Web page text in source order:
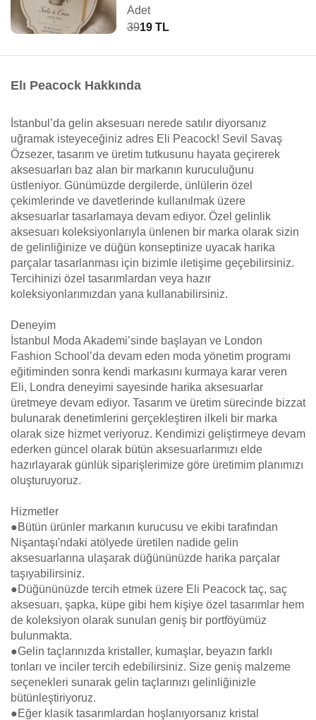
Adet
3919 TL
Elı Peacock Hakkında
İstanbul’da gelin aksesuarı nerede satılır diyorsanız
uğramak isteyeceğiniz adres Eli Peacock! Sevil Savaş
Özsezer, tasarım ve üretim tutkusunu hayata geçirerek
aksesuarları baz alan bir markanın kuruculuğunu
üstleniyor. Günümüzde dergilerde, ünlülerin özel
çekimlerinde ve davetlerinde kullanılmak üzere
aksesuarlar tasarlamaya devam ediyor. Özel gelinlik
aksesuarı koleksiyonlarıyla ünlenen bir marka olarak sizin
de gelinliğinize ve düğün konseptinize uyacak harika
parçalar tasarlanması için bizimle iletişime geçebilirsiniz.
Tercihinizi özel tasarımlardan veya hazır
koleksiyonlarımızdan yana kullanabilirsiniz.
Deneyim
İstanbul Moda Akademi’sinde başlayan ve London
Fashion School’da devam eden moda yönetim programı
eğitiminden sonra kendi markasını kurmaya karar veren
Eli, Londra deneyimi sayesinde harika aksesuarlar
üretmeye devam ediyor. Tasarım ve üretim sürecinde bizzat
bulunarak denetimlerini gerçekleştiren ilkeli bir marka
olarak size hizmet veriyoruz. Kendimizi geliştirmeye devam
ederken güncel olarak bütün aksesuarlarımızı elde
hazırlayarak günlük siparişlerimize göre üretimim planımızı
oluşturuyoruz.
Hizmetler
●Bütün ürünler markanın kurucusu ve ekibi tarafından
Nişantaşı'ndaki atölyede üretilen nadide gelin
aksesuarlarına ulaşarak düğününüzde harika parçalar
taşıyabilirsiniz.
●Düğününüzde tercih etmek üzere Eli Peacock taç, saç
aksesuarı, şapka, küpe gibi hem kişiye özel tasarımlar hem
de koleksiyon olarak sunulan geniş bir portföyümüz
bulunmakta.
●Gelin taçlarınızda kristaller, kumaşlar, beyazın farklı
tonları ve inciler tercih edebilirsiniz. Size geniş malzeme
seçenekleri sunarak gelin taçlarınızı gelinliğinizle
bütünleştiriyoruz.
●Eğer klasik tasarımlardan hoşlanıyorsanız kristal